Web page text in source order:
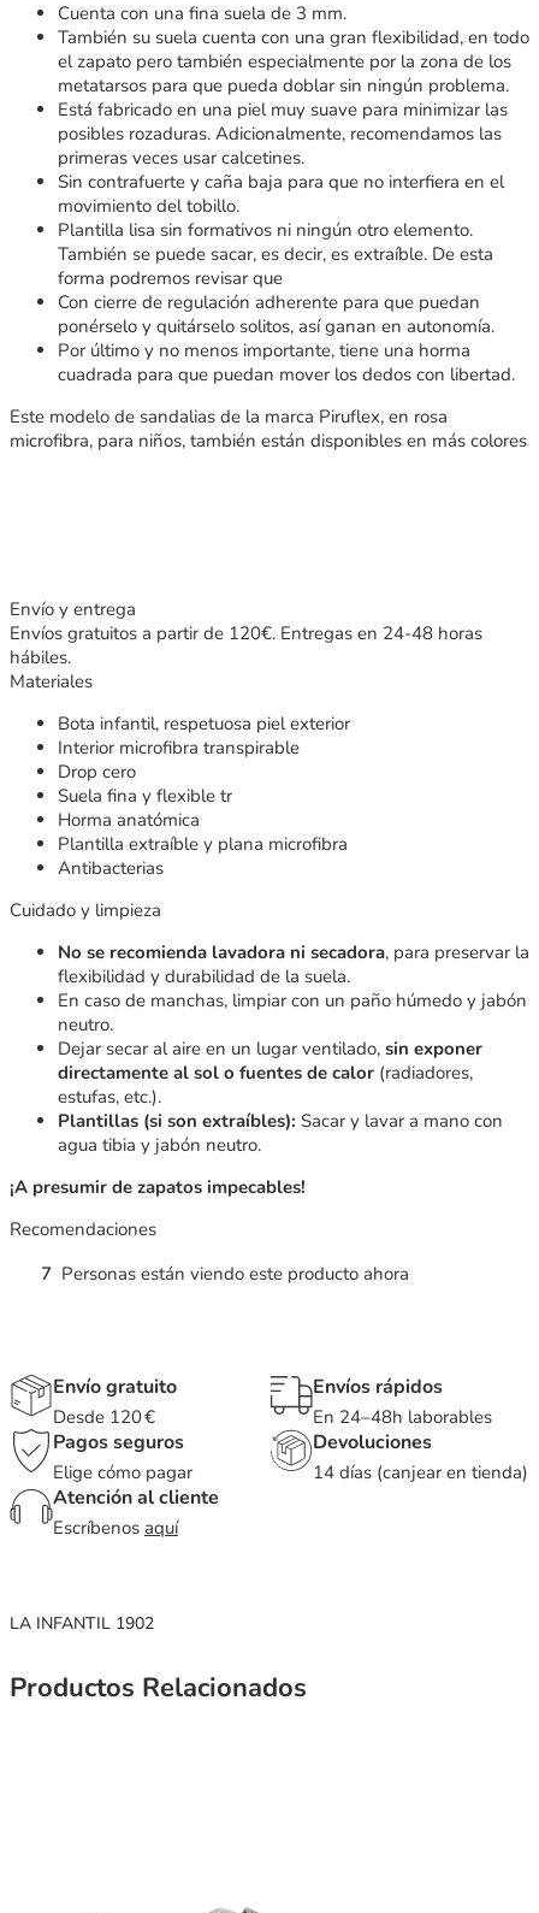
Cuenta con una fina suela de 3 mm.
También su suela cuenta con una gran flexibilidad, en todo
el zapato pero también especialmente por la zona de los
metatarsos para que pueda doblar sin ningún problema.
Está fabricado en una piel muy suave para minimizar las
posibles rozaduras. Adicionalmente, recomendamos las
primeras veces usar calcetines.
Sin contrafuerte y caña baja para que no interfiera en el
movimiento del tobillo.
Plantilla lisa sin formativos ni ningún otro elemento.
También se puede sacar, es decir, es extraíble. De esta
forma podremos revisar que
Con cierre de regulación adherente para que puedan
ponérselo y quitárselo solitos, así ganan en autonomía.
Por último y no menos importante, tiene una horma
cuadrada para que puedan mover los dedos con libertad.
Este modelo de sandalias de la marca Piruflex, en rosa
microfibra, para niños, también están disponibles en más colores
Envío y entrega
Envíos gratuitos a partir de 120€. Entregas en 24-48 horas
hábiles.
Materiales
Bota infantil, respetuosa piel exterior
Interior microfibra transpirable
Drop cero
Suela fina y flexible tr
Horma anatómica
Plantilla extraíble y plana microfibra
Antibacterias
Cuidado y limpieza
No se recomienda lavadora ni secadora, para preservar la
flexibilidad y durabilidad de la suela.
En caso de manchas, limpiar con un paño húmedo y jabón
neutro.
Dejar secar al aire en un lugar ventilado, sin exponer
directamente al sol o fuentes de calor (radiadores,
estufas, etc.).
Plantillas (si son extraíbles): Sacar y lavar a mano con
agua tibia y jabón neutro.
¡A presumir de zapatos impecables!
Recomendaciones
7 Personas están viendo este producto ahora
Envío gratuito
Desde 120 €
Envíos rápidos
En 24–48h laborables
Pagos seguros
Elige cómo pagar
Devoluciones
14 días (canjear en tienda)
Atención al cliente
Escríbenos aquí
LA INFANTIL 1902
Productos Relacionados